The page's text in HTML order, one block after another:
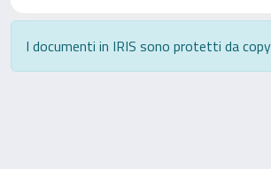
I documenti in IRIS sono protetti da